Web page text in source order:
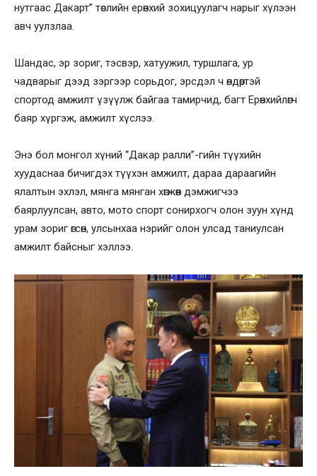
нутгаас Дакарт” төслийн ерөнхий зохицуулагч нарыг хүлээн
авч уулзлаа.
Шандас, эр зориг, тэсвэр, хатуужил, туршлага, ур
чадварыг дээд зэргээр сорьдог, эрсдэл ч өндөртэй
спортод амжилт үзүүлж байгаа тамирчид, багт Ерөнхийлөгч
баяр хүргэж, амжилт хүслээ.
Энэ бол монгол хүний “Дакар ралли”-гийн түүхийн
хуудаснаа бичигдэх түүхэн амжилт, дараа дараагийн
ялалтын эхлэл, мянга мянган хөгжөөн дэмжигчээ
баярлуулсан, авто, мото спорт сонирхогч олон зуун хүнд
урам зориг өгсөн, улсынхаа нэрийг олон улсад таниулсан
амжилт байсныг хэллээ.